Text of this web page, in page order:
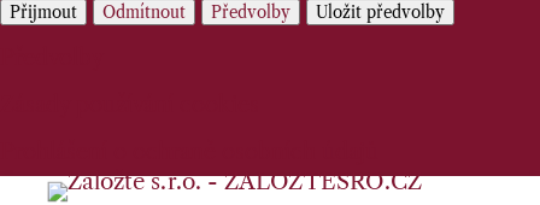
Přijmout Odmítnout Předvolby Uložit předvolby